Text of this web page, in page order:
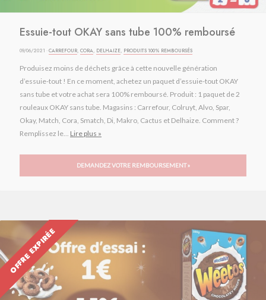
Essuie-tout OKAY sans tube 100% remboursé
09/06/2021 ·CARREFOUR, CORA, DELHAIZE, PRODUITS 100% REMBOURSÉS
Produisez moins de déchets grâce à cette nouvelle génération
d’essuie-tout ! En ce moment, achetez un paquet d’essuie-tout OKAY
sans tube et votre achat sera 100% remboursé. Produit : 1 paquet de 2
rouleaux OKAY sans tube. Magasins : Carrefour, Colruyt, Alvo, Spar,
Okay, Match, Cora, Smatch, Di, Makro, Cactus et Delhaize. Comment ?
Remplissez le... Lire plus »
DEMANDEZ VOTRE REMBOURSEMENT »
OFFRE EXPIRÉE